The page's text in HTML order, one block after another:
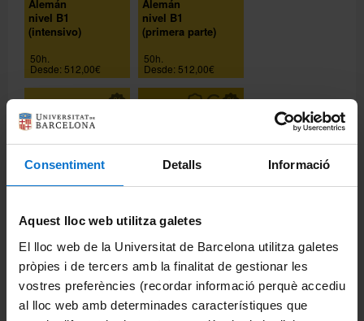
Consentiment Detalls Informació
Aquest lloc web utilitza galetes
El lloc web de la Universitat de Barcelona utilitza galetes
pròpies i de tercers amb la finalitat de gestionar les
vostres preferències (recordar informació perquè accediu
al lloc web amb determinades característiques que
Alemán
nivel B1
(intensivo)
50h.
Desde: 512,00€
Alemán
nivel B1
(primera parte)
50h.
Desde: 512,00€
Alemán
nivel B2
(primera parte)
50h.
Desde: 512,00€
100h.
Desde: 948,00€
Iniciación con
textos filosóficos I
40h.
Desde: 436,00€